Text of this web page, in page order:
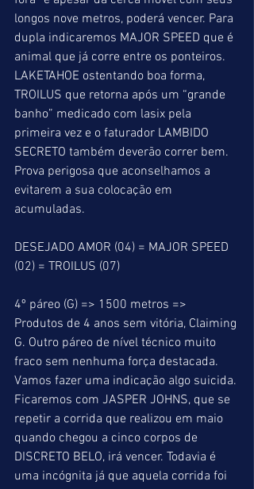
longos nove metros, poderá vencer. Para
dupla indicaremos MAJOR SPEED que é
animal que já corre entre os ponteiros.
LAKETAHOE ostentando boa forma,
TROILUS que retorna após um “grande
banho” medicado com lasix pela
primeira vez e o faturador LAMBIDO
SECRETO também deverão correr bem.
Prova perigosa que aconselhamos a
evitarem a sua colocação em
acumuladas.
DESEJADO AMOR (04) = MAJOR SPEED
(02) = TROILUS (07)
4º páreo (G) => 1500 metros =>
Produtos de 4 anos sem vitória, Claiming
G. Outro páreo de nível técnico muito
fraco sem nenhuma força destacada.
Vamos fazer uma indicação algo suicida.
Ficaremos com JASPER JOHNS, que se
repetir a corrida que realizou em maio
quando chegou a cinco corpos de
DISCRETO BELO, irá vencer. Todavia é
uma incógnita já que aquela corrida foi